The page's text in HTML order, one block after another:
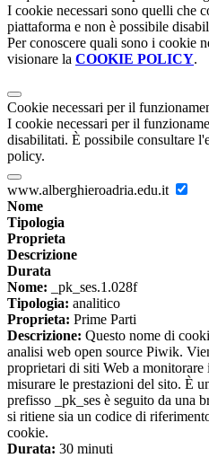
I cookie necessari sono quelli che
piattaforma e non è possibile
Per conoscere quali sono i cookie
visionare la COOKIE POLICY.
Cookie necessari per il
I cookie necessari per il
disabilitati. È possibile consultare
policy.
www.alberghieroadria.edu.it
Nome
Tipologia
Proprieta
Descrizione
Durata
Nome: _pk_ses.1.028f
Tipologia: analitico
Proprieta: Prime Parti
Descrizione: Questo nome di
analisi web open source Piwik.
proprietari di siti Web a
misurare le prestazioni del sito. È
prefisso _pk_ses è seguito da una
si ritiene sia un codice di
cookie.
Durata: 30 minuti